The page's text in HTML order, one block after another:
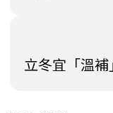
立冬宜「溫